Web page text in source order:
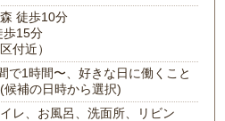
徒歩10分
歩15分
付近）
で1時間〜、好きな日に働くこと
候補の日時から選択)
レ、お風呂、洗面所、リビン